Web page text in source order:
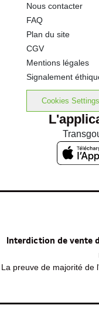
Nous contacter
FAQ
Plan du site
CGV
Mentions légales
Signalement
Cookies Settings
Interdiction de vente
La preuve de majorité de